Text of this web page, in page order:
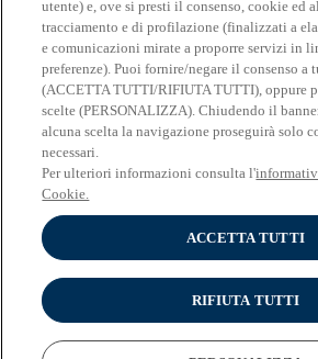
Seguici su:
Facebook
Twitter
Instagram
Linkedin
YouTube
UNIVERSITÀ CATTOLICA
del Sacro Cuore
LARGO A. GEMELLI, 1 - 20123 Milano
C.F. & P.IVA 02133120150
© Università Cattolica del Sacro Cuore -
Milano - PI 02133120150 -Cookie Policy-
Cookies-Privacy.
utente) e, ove si presti il consenso, cookie ed
tracciamento e di profilazione (finalizzati a
e comunicazioni mirate a proporre servizi in
preferenze). Puoi fornire/negare il consenso a
(ACCETTA TUTTI/RIFIUTA TUTTI), oppure
scelte (PERSONALIZZA). Chiudendo il
alcuna scelta la navigazione proseguirà solo
necessari.
Per ulteriori informazioni consulta l'
Cookie.
ACCETTA TUTTI
RIFIUTA TUTTI